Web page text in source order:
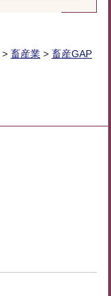
> 畜産業 > 畜産GAP